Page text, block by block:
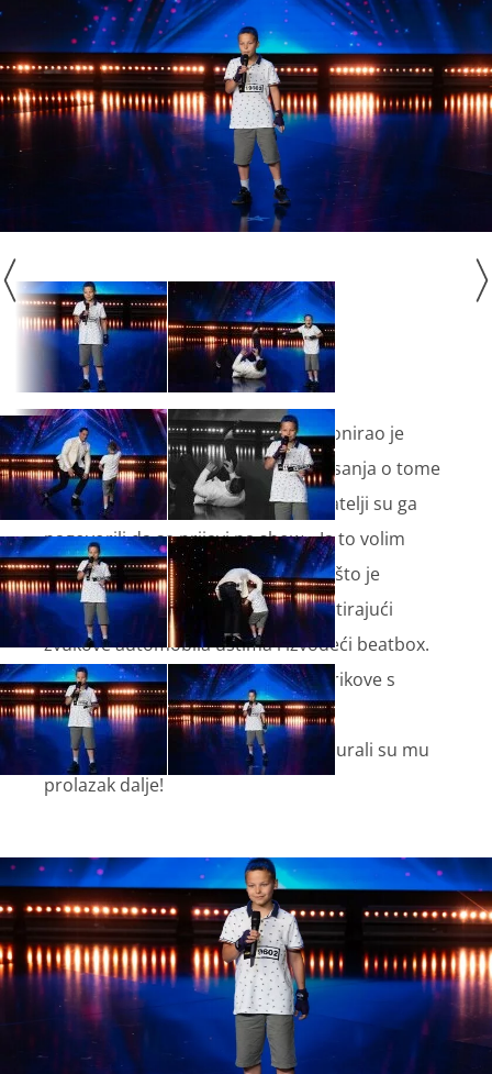
Dominik Đulabić iz Đakova impresionirao je
svojom energijom i talentima. Iako sanja o tome
da postane vojnik kad odraste, prijatelji su ga
nagovorili da se prijavi na show. „Ja to volim
raditi“, rekao je Dominik prije nego što je
pokazao svoj talent u trikovima, imitirajući
zvukove automobila ustima i izvodeći beatbox.
Uz to, demonstrirao je i boksačke trikove s
Fabijanom, što je publiku potpuno
osvojilo. Njegov šarm i vještine osigurali su mu
prolazak dalje!